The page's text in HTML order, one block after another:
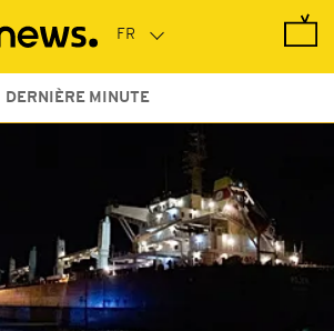
DERNIÈRE MINUTE